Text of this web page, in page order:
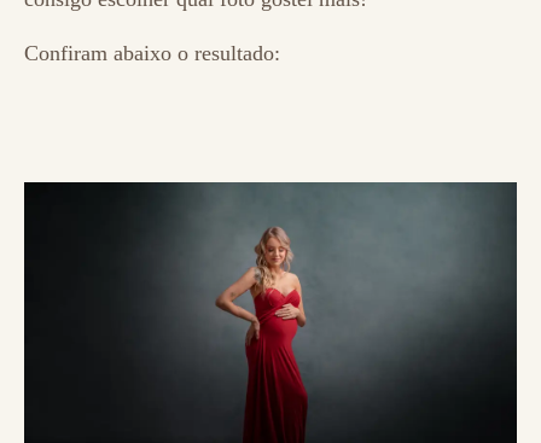
Confiram abaixo o resultado: